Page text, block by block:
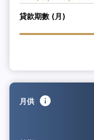
貸款期數 (月)
月供